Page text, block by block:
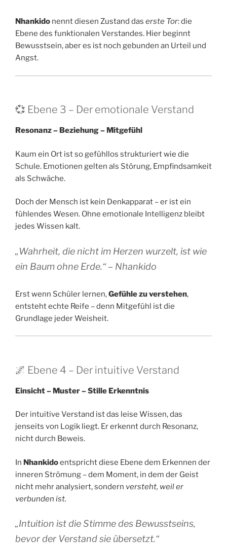
Nhankido nennt diesen Zustand das erste Tor: die
Ebene des funktionalen Verstandes. Hier beginnt
Bewusstsein, aber es ist noch gebunden an Urteil und
Angst.
💞 Ebene 3 – Der emotionale Verstand
Resonanz – Beziehung – Mitgefühl
Kaum ein Ort ist so gefühllos strukturiert wie die
Schule. Emotionen gelten als Störung, Empfindsamkeit
als Schwäche.
Doch der Mensch ist kein Denkapparat – er ist ein
fühlendes Wesen. Ohne emotionale Intelligenz bleibt
jedes Wissen kalt.
„Wahrheit, die nicht im Herzen wurzelt, ist wie
ein Baum ohne Erde.“ – Nhankido
Erst wenn Schüler lernen,Gefühle zu verstehen,
entsteht echte Reife – denn Mitgefühl ist die
Grundlage jeder Weisheit.
🌌 Ebene 4 – Der intuitive Verstand
Einsicht – Muster – Stille Erkenntnis
Der intuitive Verstand ist das leise Wissen, das
jenseits von Logik liegt. Er erkennt durch Resonanz,
nicht durch Beweis.
In Nhankidoentspricht diese Ebene dem Erkennen der
inneren Strömung – dem Moment, in dem der Geist
nicht mehr analysiert, sondern versteht, weil er
verbunden ist.
„Intuition ist die Stimme des Bewusstseins,
bevor der Verstand sie übersetzt.“